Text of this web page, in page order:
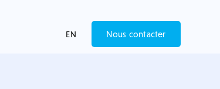
EN Nous contacter